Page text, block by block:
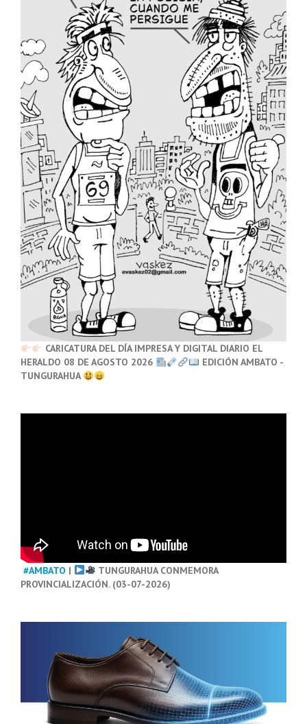
CARICATURA DEL DÍA IMPRESA Y DIGITAL DIARIO EL
HERALDO 08 DE AGOSTO 2026
EDICIÓN AMBATO -
TUNGURAHUA
#AMBATO |
TUNGURAHUA CONMEMORA
PROVINCIALIZACIÓN. (03-07-2026)